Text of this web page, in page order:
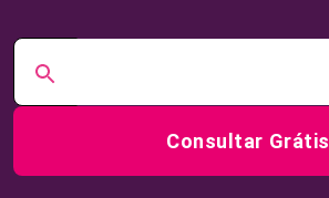
Consultar Grátis